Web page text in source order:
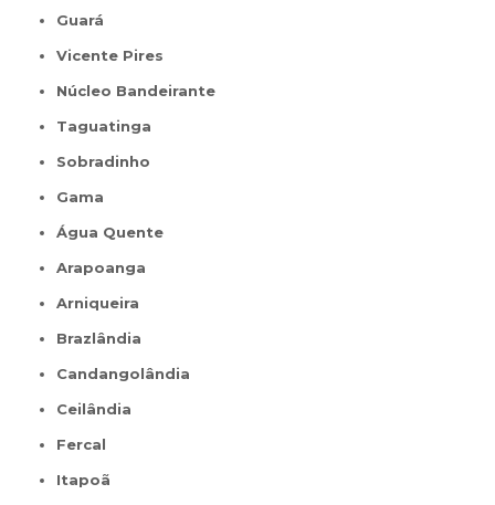
Guará
Vicente Pires
Núcleo Bandeirante
Taguatinga
Sobradinho
Gama
Água Quente
Arapoanga
Arniqueira
Brazlândia
Candangolândia
Ceilândia
Fercal
Itapoã